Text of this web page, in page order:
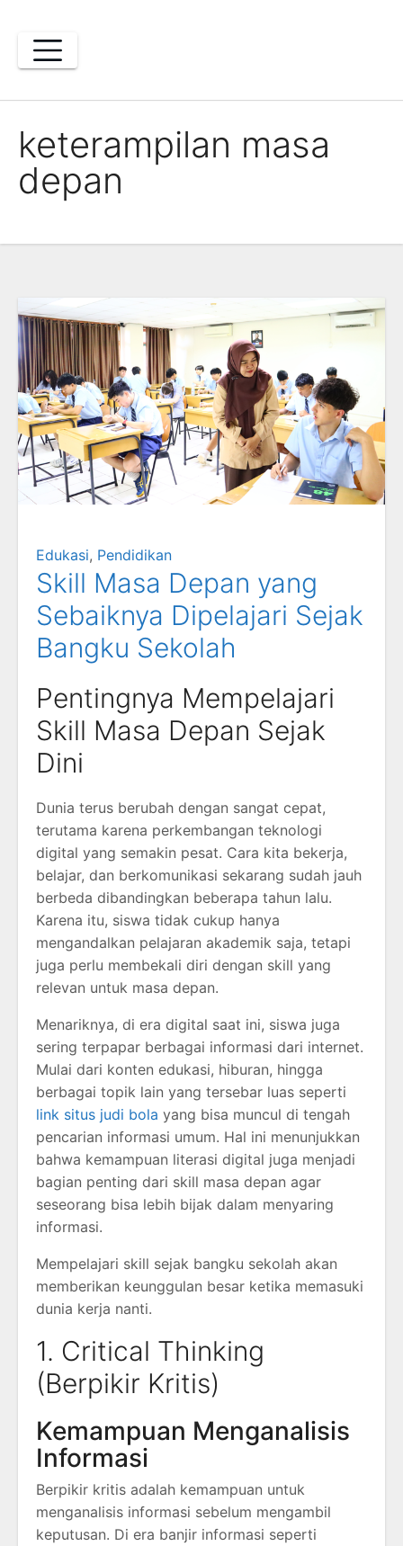
content
keterampilan masa
depan
Edukasi, Pendidikan
Skill Masa Depan yang
Sebaiknya Dipelajari Sejak
Bangku Sekolah
Pentingnya Mempelajari
Skill Masa Depan Sejak
Dini
Dunia terus berubah dengan sangat cepat,
terutama karena perkembangan teknologi
digital yang semakin pesat. Cara kita bekerja,
belajar, dan berkomunikasi sekarang sudah jauh
berbeda dibandingkan beberapa tahun lalu.
Karena itu, siswa tidak cukup hanya
mengandalkan pelajaran akademik saja, tetapi
juga perlu membekali diri dengan skill yang
relevan untuk masa depan.
Menariknya, di era digital saat ini, siswa juga
sering terpapar berbagai informasi dari internet.
Mulai dari konten edukasi, hiburan, hingga
berbagai topik lain yang tersebar luas seperti
link situs judi bola yang bisa muncul di tengah
pencarian informasi umum. Hal ini menunjukkan
bahwa kemampuan literasi digital juga menjadi
bagian penting dari skill masa depan agar
seseorang bisa lebih bijak dalam menyaring
informasi.
Mempelajari skill sejak bangku sekolah akan
memberikan keunggulan besar ketika memasuki
dunia kerja nanti.
1. Critical Thinking
(Berpikir Kritis)
Kemampuan Menganalisis
Informasi
Berpikir kritis adalah kemampuan untuk
menganalisis informasi sebelum mengambil
keputusan. Di era banjir informasi seperti